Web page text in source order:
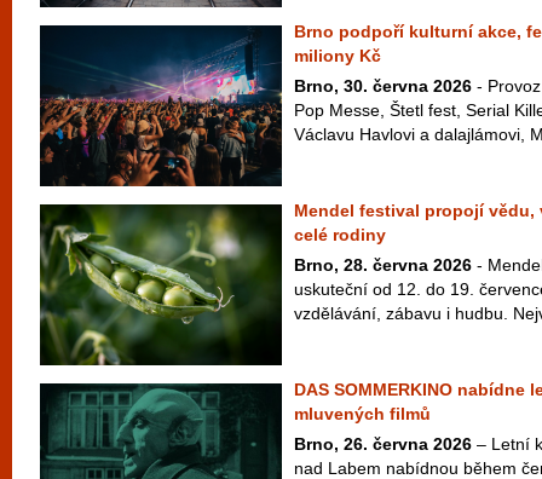
Brno podpoří kulturní akce,
miliony Kč
Brno, 30. června 2026 -
Pop Messe, Štetl fest, Serial
Václavu Havlovi a dalajlámovi,
Mendel festival propojí vědu,
celé rodiny
Brno, 28. června 2026 -
uskuteční od 12. do 19.
vzdělávání, zábavu i hudbu.
DAS SOMMERKINO nabídne
mluvených filmů
Brno, 26. června 2026 – Letní
nad Labem nabídnou během